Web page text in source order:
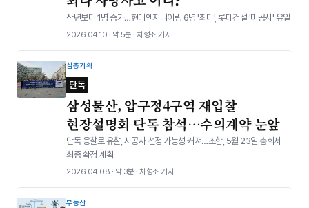
작년보다 1명 증가…현대엔지니어링 6명 '최다', 롯데건설 '미공시' 유일
2026.04.10 · 약 5분 · 차형조 기자
심층기획
단독
삼성물산, 압구정4구역 재입찰
현장설명회 단독 참석…수의계약 눈앞
단독 응찰로 유찰, 시공사 선정 가능성 커져…조합, 5월 23일 총회서
최종 확정 계획
2026.04.08 · 약 3분 · 차형조 기자
부동산